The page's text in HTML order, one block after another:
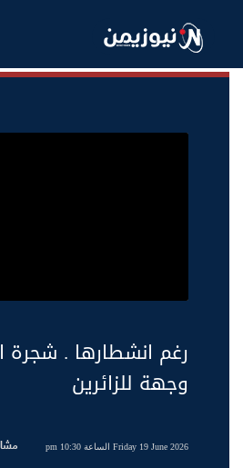
رغم انشطارها . شجرة
وجهة للزائرين
Friday 19 June 2026 الساعة 10:30 pm